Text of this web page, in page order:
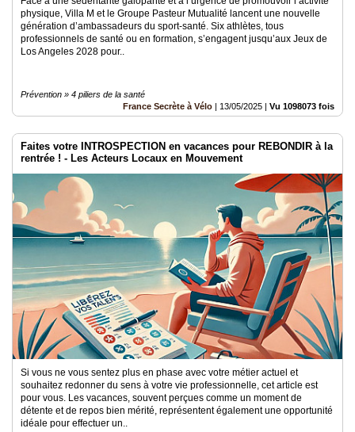
physique, Villa M et le Groupe Pasteur Mutualité lancent une nouvelle
génération d’ambassadeurs du sport-santé. Six athlètes, tous
professionnels de santé ou en formation, s’engagent jusqu’aux Jeux de
Los Angeles 2028 pour..
Prévention » 4 piliers de la santé
France Secrète à Vélo | 13/05/2025 | Vu 1098073 fois
Faites votre INTROSPECTION en vacances pour REBONDIR à la
rentrée ! - Les Acteurs Locaux en Mouvement
Si vous ne vous sentez plus en phase avec votre métier actuel et
souhaitez redonner du sens à votre vie professionnelle, cet article est
pour vous. Les vacances, souvent perçues comme un moment de
détente et de repos bien mérité, représentent également une opportunité
idéale pour effectuer un..